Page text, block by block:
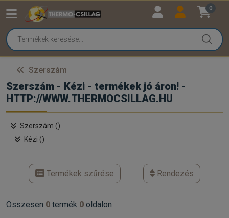
0
Szerszám
Szerszám - Kézi - termékek jó áron! -
HTTP://WWW.THERMOCSILLAG.HU
Szerszám ()
Kézi ()
Termékek szűrése Rendezés
Összesen 0 termék 0 oldalon